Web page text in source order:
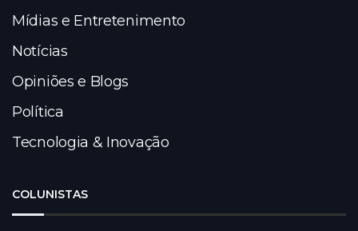
Mídias e Entretenimento
Notícias
Opiniões e Blogs
Política
Tecnologia & Inovação
COLUNISTAS